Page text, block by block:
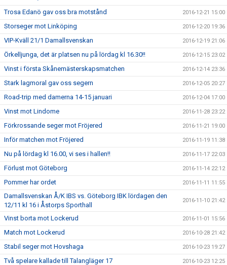
Trosa Edanö gav oss bra motstånd 2016-12-21 15:00
Storseger mot Linköping 2016-12-20 19:36
VIP-Kväll 21/1 Damallsvenskan 2016-12-19 21:06
Örkelljunga, det är platsen nu på lördag kl 16.30!! 2016-12-15 23:02
Vinst i första Skånemästerskapsmatchen 2016-12-14 23:36
Stark lagmoral gav oss segern 2016-12-05 20:27
Road-trip med damerna 14-15 januari 2016-12-04 17:00
Vinst mot Lindome 2016-11-28 23:22
Förkrossande seger mot Fröjered 2016-11-21 19:00
Inför matchen mot Fröjered 2016-11-19 11:38
Nu på lördag kl 16.00, vi ses i hallen!! 2016-11-17 22:03
Förlust mot Göteborg 2016-11-14 22:12
Pommer har ordet 2016-11-11 11:55
Damallsvenskan Å/K IBS vs. Göteborg IBK lördagen den
12/11 kl 16 i Åstorps Sporthall
2016-11-10 21:42
Vinst borta mot Lockerud 2016-11-01 15:56
Match mot Lockerud 2016-10-28 21:42
Stabil seger mot Hovshaga 2016-10-23 19:27
Två spelare kallade till Talangläger 17 2016-10-23 12:25